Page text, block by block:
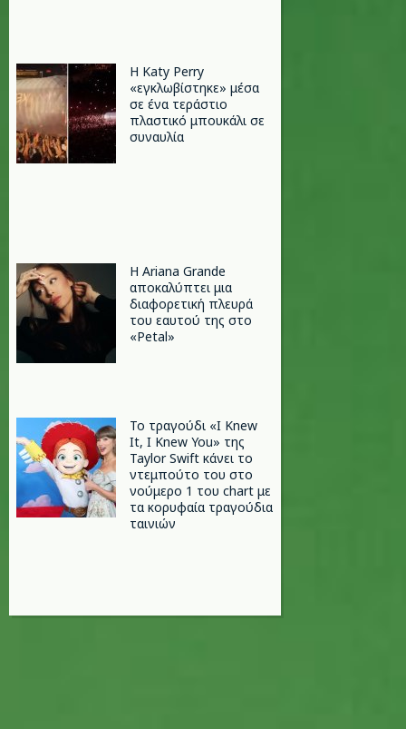
H Katy Perry
«εγκλωβίστηκε» μέσα
σε ένα τεράστιο
πλαστικό μπουκάλι σε
συναυλία
Η Ariana Grande
αποκαλύπτει μια
διαφορετική πλευρά
του εαυτού της στο
«Petal»
Το τραγούδι «I Knew
It, I Knew You» της
Taylor Swift κάνει το
ντεμπούτο του στο
νούμερο 1 του chart με
τα κορυφαία τραγούδια
ταινιών